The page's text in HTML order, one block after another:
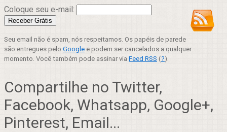
Coloque seu e-mail:
Seu email não é spam, nós respeitamos. Os papéis de parede
são entregues pelo Google e podem ser cancelados a qualquer
momento. Você também pode assinar via Feed RSS (?).
Compartilhe no Twitter,
Facebook, Whatsapp, Google+,
Pinterest, Email...